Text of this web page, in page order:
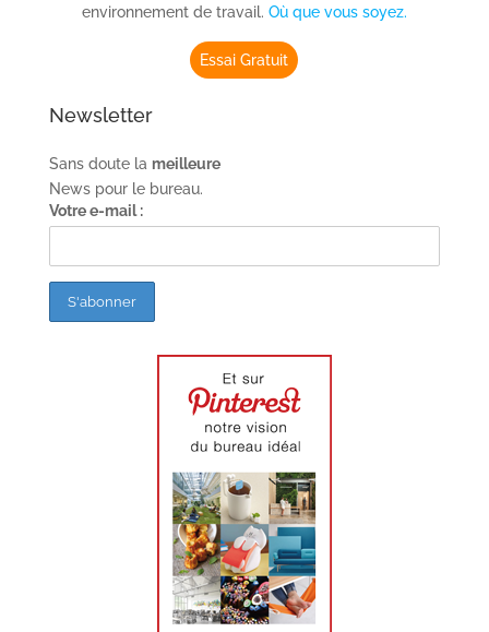
environnement de travail. Où que vous soyez.
Essai Gratuit
Newsletter
Sans doute la meilleure
News pour le bureau.
Votre e-mail :